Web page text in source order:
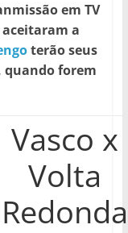
em TV
a
terão seus
quando forem
Vasco x
Volta
Redonda